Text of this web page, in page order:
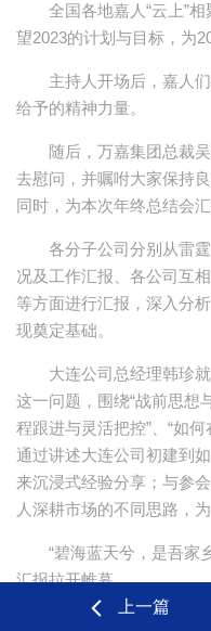
全国各地嘉人“云上”
望2023的计划与目标，为
主持人开场后，嘉人
给予的精神力量。
随后，万嘉集团总裁
去慰问，并嘱咐大家保持
同时，为本次年终总结会
各分子公司分别从雷
况及工作汇报、各公司互
等方面进行汇报，深入分
现奠定基础。
大连公司总经理韩珍
这一问题，围绕“战前思想
程跟进与灵活把控”、“如
通过讲述大连公司初建到
来沉浸式经验分享；与参
人深耕市场的不同思路，
“碧海蓝天兮，是吾
汇报拉开帷幕。
集团各板块及职能部
上一篇